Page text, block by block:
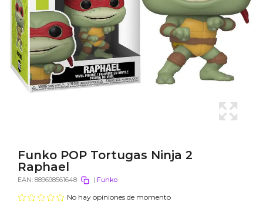
Funko POP Tortugas Ninja 2
Raphael
EAN: 889698561648 | Funko
No hay opiniones de momento